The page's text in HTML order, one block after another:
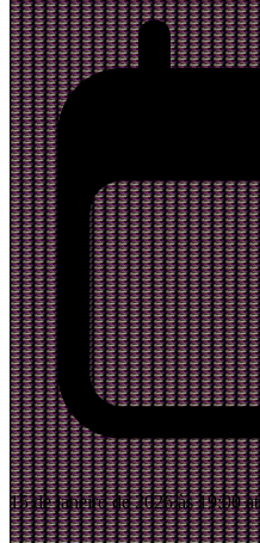
15 de janeiro de 2026 às 19:00